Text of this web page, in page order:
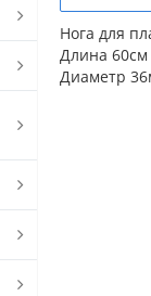
Нога для
Длина 60см
Диаметр